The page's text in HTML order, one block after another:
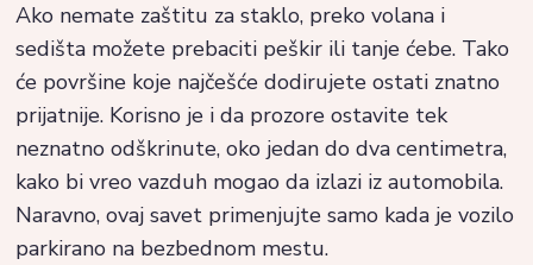
Ako nemate zaštitu za staklo, preko volana i
sedišta možete prebaciti peškir ili tanje ćebe. Tako
će površine koje najčešće dodirujete ostati znatno
prijatnije. Korisno je i da prozore ostavite tek
neznatno odškrinute, oko jedan do dva centimetra,
kako bi vreo vazduh mogao da izlazi iz automobila.
Naravno, ovaj savet primenjujte samo kada je vozilo
parkirano na bezbednom mestu.